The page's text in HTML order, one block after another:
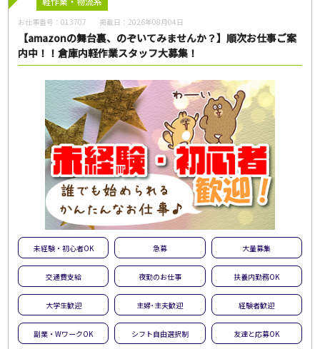
お仕事番号：013707 掲載日： 2026年08月04日
【amazonの舞台裏、のぞいてみませんか？】順次お仕事ご案
内中！！倉庫内軽作業スタッフ大募集！
未経験・初心者OK 急募 大量募集
交通費支給 夜勤のお仕事 扶養内勤務OK
大学生歓迎 主婦･主夫歓迎 経験者歓迎
副業・WワークOK シフト自由選択制 友達と応募OK